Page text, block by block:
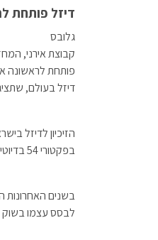
דיזל פותחת
גלובס
פותחת לראשונה
דיזל בעולם,
הזיכיון לדיזל
בפקטורי 54 בדיוטי פרי ובחנויות מולטי ברנד (המציעות מספר מותגים).
לבסס עצמו בשוק